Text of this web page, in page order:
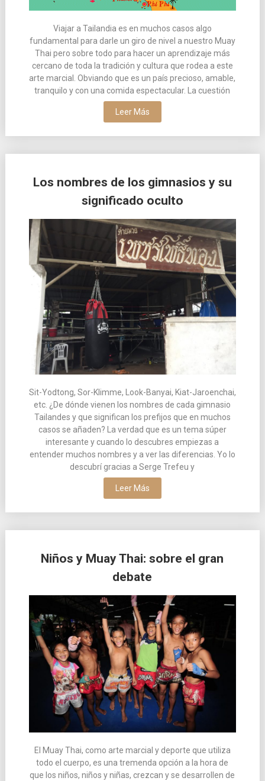
Viajar a Tailandia es en muchos casos algo
fundamental para darle un giro de nivel a nuestro Muay
Thai pero sobre todo para hacer un aprendizaje más
cercano de toda la tradición y cultura que rodea a este
arte marcial. Obviando que es un país precioso, amable,
tranquilo y con una comida espectacular. La cuestión
Leer Más
Los nombres de los gimnasios y su
significado oculto
Sit-Yodtong, Sor-Klimme, Look-Banyai, Kiat-Jaroenchai,
etc. ¿De dónde vienen los nombres de cada gimnasio
Tailandes y que significan los prefijos que en muchos
casos se añaden? La verdad que es un tema súper
interesante y cuando lo descubres empiezas a
entender muchos nombres y a ver las diferencias. Yo lo
descubrí gracias a Serge Trefeu y
Leer Más
Niños y Muay Thai: sobre el gran
debate
El Muay Thai, como arte marcial y deporte que utiliza
todo el cuerpo, es una tremenda opción a la hora de
que los niños, niños y niñas, crezcan y se desarrollen de